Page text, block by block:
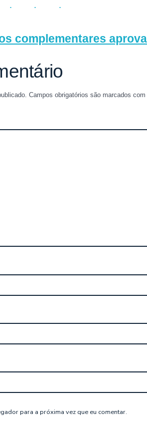
complementares
Campos obrigatórios são marcados com
para a próxima vez que eu comentar.